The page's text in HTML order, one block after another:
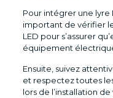
Pour intégrer une lyre
important de vérifier
LED pour s’assurer
équipement
Ensuite, suivez
et respectez toutes
lors de l’installation